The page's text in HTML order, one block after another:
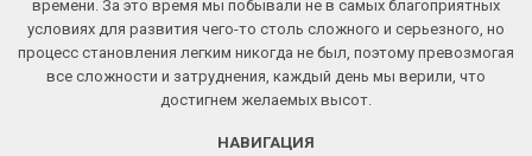
времени. За это время мы побывали не в самых благоприятных
условиях для развития чего-то столь сложного и серьезного, но
процесс становления легким никогда не был, поэтому превозмогая
все сложности и затруднения, каждый день мы верили, что
достигнем желаемых высот.
НАВИГАЦИЯ